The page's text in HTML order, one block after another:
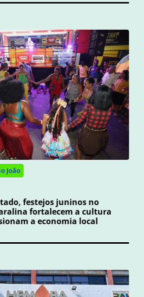
João
festejos juninos no
fortalecem a cultura
a economia local